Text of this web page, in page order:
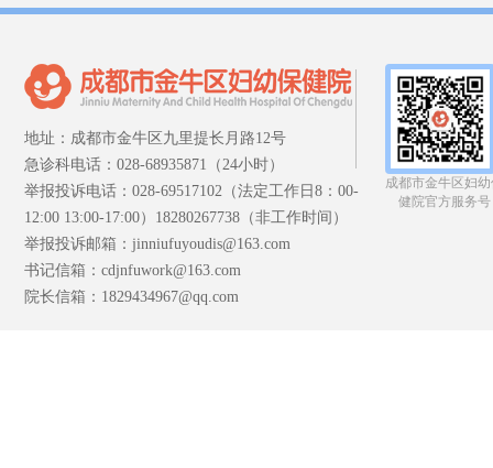
地址：成都市金牛区九里提长月路12号
急诊科电话：028-68935871（24小时）
举报投诉电话：028-69517102（法定工作日8：00-
12:00 13:00-17:00）18280267738（非工作时间）
举报投诉邮箱：jinniufuyoudis@163.com
书记信箱：cdjnfuwork@163.com
院长信箱：1829434967@qq.com
成都市金牛区妇
健院官方服务号